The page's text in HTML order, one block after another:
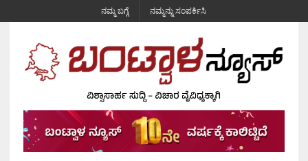
ನಮ್ಮ ಬಗ್ಗೆ ನಮ್ಮನ್ನು ಸಂಪರ್ಕಿಸಿ